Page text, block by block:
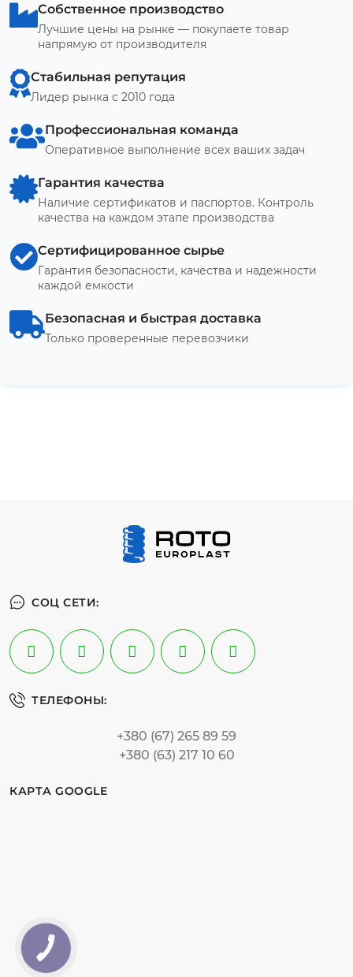
Собственное производство
Лучшие цены на рынке — покупаете товар
напрямую от производителя
Стабильная репутация
Лидер рынка с 2010 года
Профессиональная команда
Оперативное выполнение всех ваших задач
Гарантия качества
Наличие сертификатов и паспортов. Контроль
качества на каждом этапе производства
Сертифицированное сырье
Гарантия безопасности, качества и надежности
каждой емкости
Безопасная и быстрая доставка
Только проверенные перевозчики
СОЦ СЕТИ:
ТЕЛЕФОНЫ:
+380 (67) 265 89 59
+380 (63) 217 10 60
КАРТА GOOGLE